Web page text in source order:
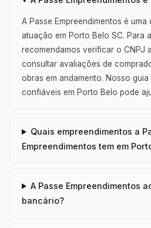
A Passe Empreendimentos é
atuação em Porto Belo SC. Para
recomendamos verificar o CNPJ
consultar avaliações de
obras em andamento. Nosso
confiáveis em Porto Belo pode
Quais empreendimentos a
Empreendimentos tem em
A Passe Empreendimentos
bancário?